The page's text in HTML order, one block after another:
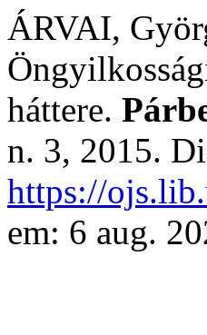
ÁRVAI,
háttere.
n. 3, 2015.
https://
em: 6 aug.